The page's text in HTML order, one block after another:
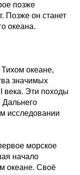
позже
Позже он станет
океана.
океане,
значимых
века. Эти походы
исследовании
морское
начало
океане. Своё